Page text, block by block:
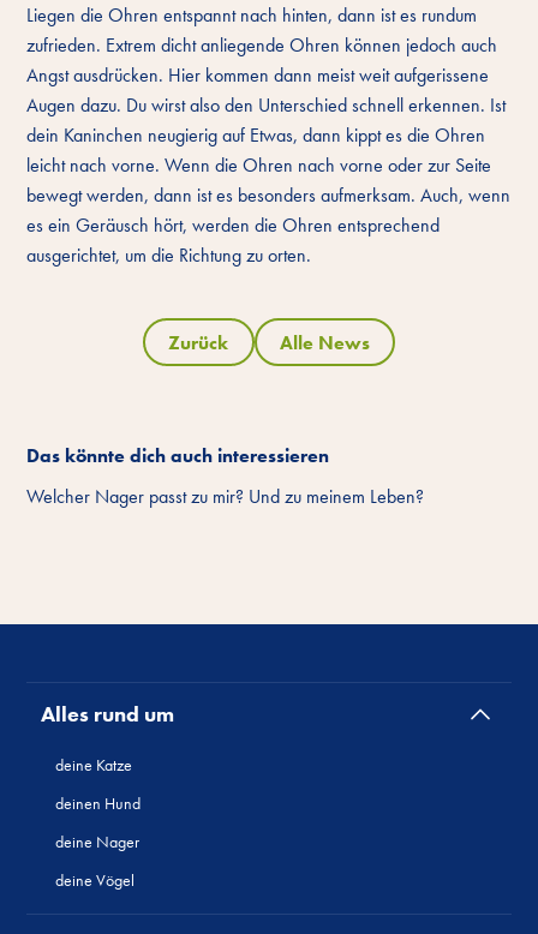
Liegen die Ohren entspannt nach hinten, dann ist es rundum
zufrieden. Extrem dicht anliegende Ohren können jedoch auch
Angst ausdrücken. Hier kommen dann meist weit aufgerissene
Augen dazu. Du wirst also den Unterschied schnell erkennen. Ist
dein Kaninchen neugierig auf Etwas, dann kippt es die Ohren
leicht nach vorne. Wenn die Ohren nach vorne oder zur Seite
bewegt werden, dann ist es besonders aufmerksam. Auch, wenn
es ein Geräusch hört, werden die Ohren entsprechend
ausgerichtet, um die Richtung zu orten.
Zurück Alle News
Das könnte dich auch interessieren
Welcher Nager passt zu mir? Und zu meinem Leben?
Alles rund um
deine Katze
deinen Hund
deine Nager
deine Vögel